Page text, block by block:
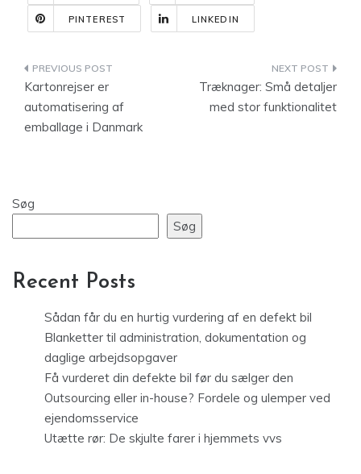
PINTEREST LINKEDIN
Indlægsnavigation
Kartonrejser er
automatisering af
emballage i Danmark
Træknager: Små detaljer
med stor funktionalitet
Søg
Søg
Recent Posts
Sådan får du en hurtig vurdering af en defekt bil
Blanketter til administration, dokumentation og
daglige arbejdsopgaver
Få vurderet din defekte bil før du sælger den
Outsourcing eller in-house? Fordele og ulemper ved
ejendomsservice
Utætte rør: De skjulte farer i hjemmets vvs